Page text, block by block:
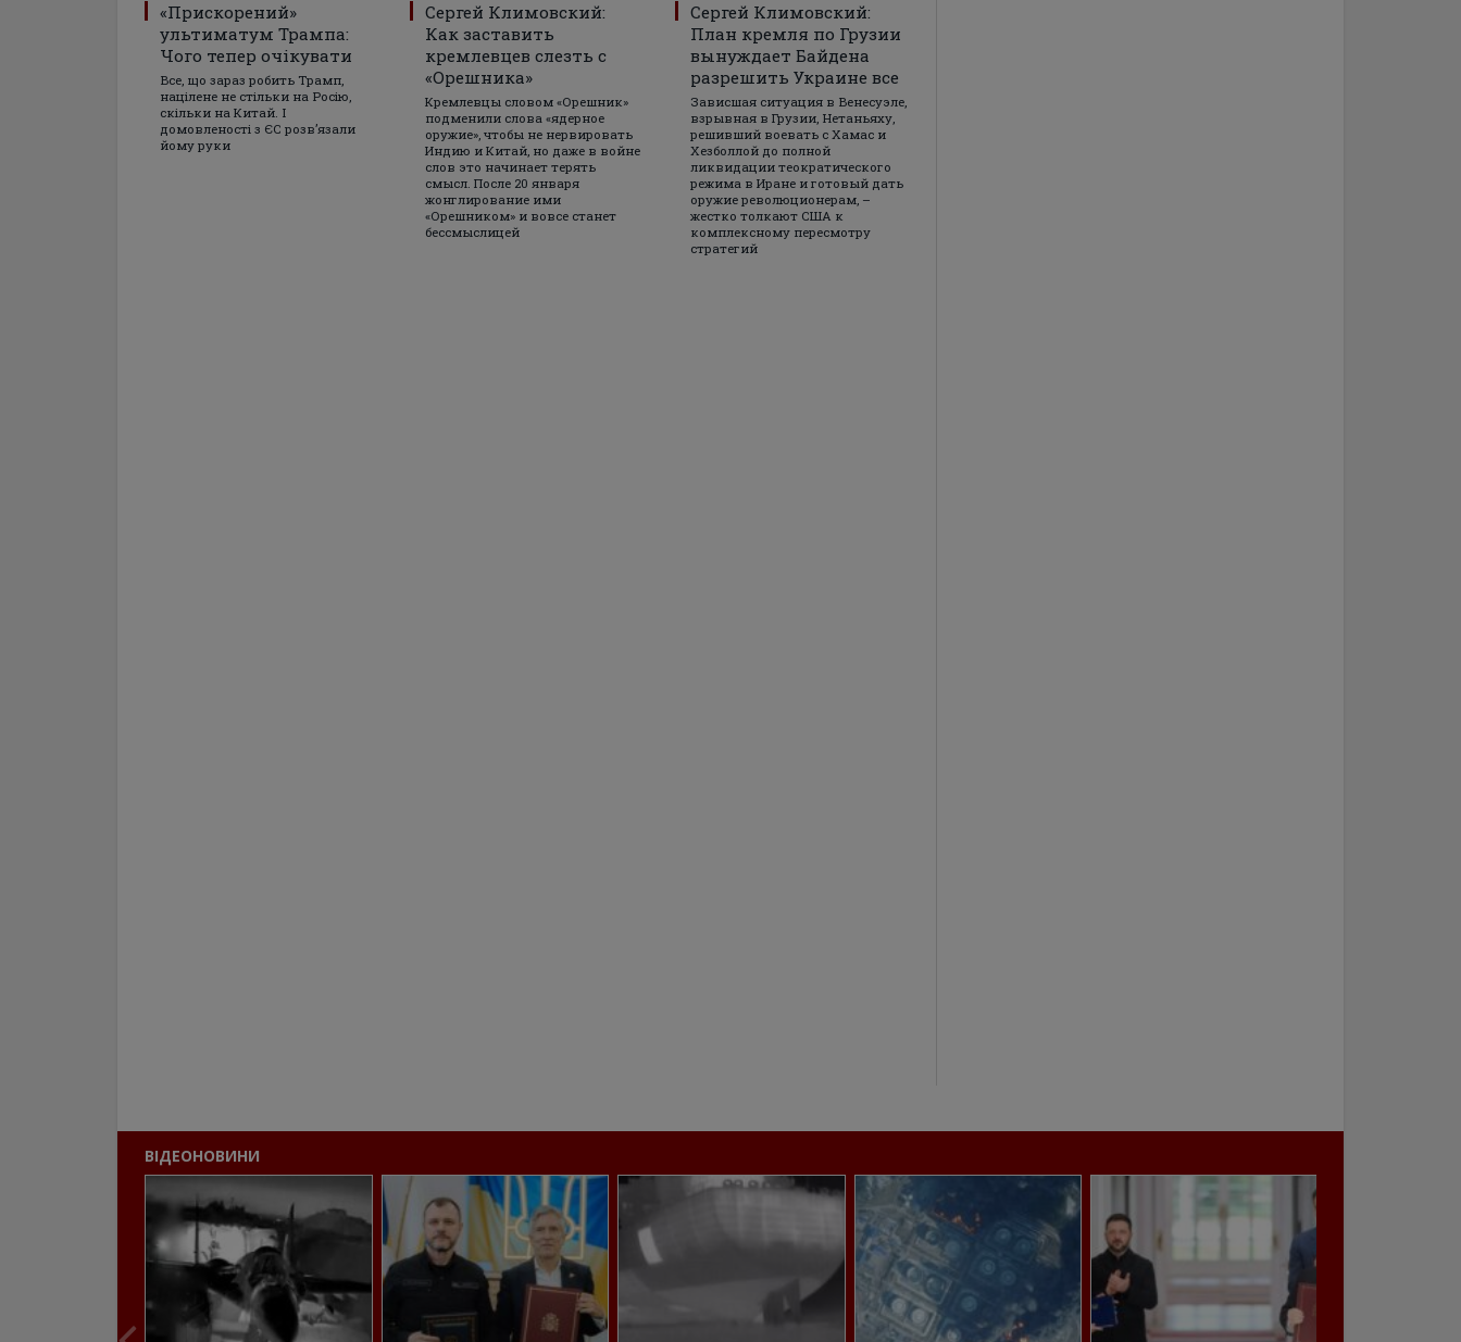
«Прискорений»
ультиматум Трампа:
Чого тепер очікувати
Все, що зараз робить Трамп,
націлене не стільки на Росію,
скільки на Китай. І
домовленості з ЄС розвʼязали
йому руки
Сергей Климовский:
Как заставить
кремлевцев слезть с
«Орешника»
Кремлевцы словом «Орешник»
подменили слова «ядерное
оружие», чтобы не нервировать
Индию и Китай, но даже в войне
слов это начинает терять
смысл. После 20 января
жонглирование ими
«Орешником» и вовсе станет
бессмыслицей
Сергей Климовский:
План кремля по Грузии
вынуждает Байдена
разрешить Украине все
Зависшая ситуация в Венесуэле,
взрывная в Грузии, Нетаньяху,
решивший воевать с Хамас и
Хезболлой до полной
ликвидации теократического
режима в Иране и готовый дать
оружие революционерам, –
жестко толкают США к
комплексному пересмотру
стратегий
ВІДЕОНОВИНИ